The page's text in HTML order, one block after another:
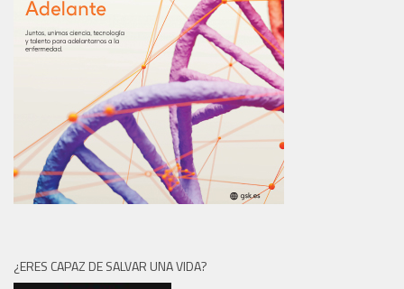
¿ERES CAPAZ DE SALVAR UNA VIDA?